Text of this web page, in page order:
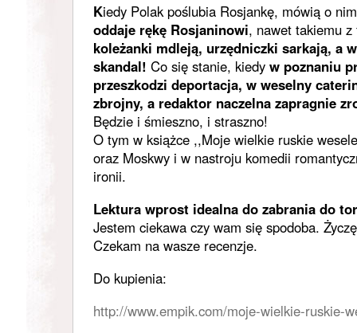
Kiedy Polak poślubia Rosjankę, mówią o
oddaje rękę Rosjaninowi, nawet takiemu
koleżanki mdleją, urzędniczki sarkają, a
skandal! Co się stanie, kiedy w poznaniu
przeszkodzi deportacja, w weselny
zbrojny, a redaktor naczelna zapragnie
Będzie i śmieszno, i straszno!
O tym w książce ,,Moje wielkie ruskie
oraz Moskwy i w nastroju komedii
ironii.
Lektura wprost idealna do zabrania do
Jestem ciekawa czy wam się spodoba.
Czekam na wasze recenzje.
Do kupienia:
http://www.empik.com/moje-wielkie-ruskie-